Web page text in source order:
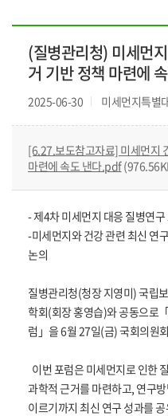
(질병관리청) 미세먼
거 기반 정책 마련에
2025-06-30 미세먼지특별
[6.27.보도참고자료] 미세먼지
마련에 속도 낸다.pdf
- 제4차 미세먼지 대응 질병연
-미세먼지와 건강 관련 최신 연
논의
질병관리청(청장 지영미) 국립
학회(회장 홍영습)와 공동으로
럼」을 6월 27일(금) 국회의원
이번 포럼은 미세먼지로 인한
과학적 근거를 마련하고, 연구
이르기까지 최신 연구 성과를